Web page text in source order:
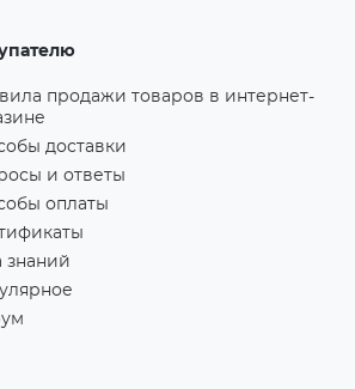
продажи товаров в интернет-
доставки
и ответы
оплаты
знаний